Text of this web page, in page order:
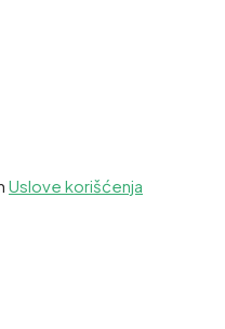
Uslove korišćenja